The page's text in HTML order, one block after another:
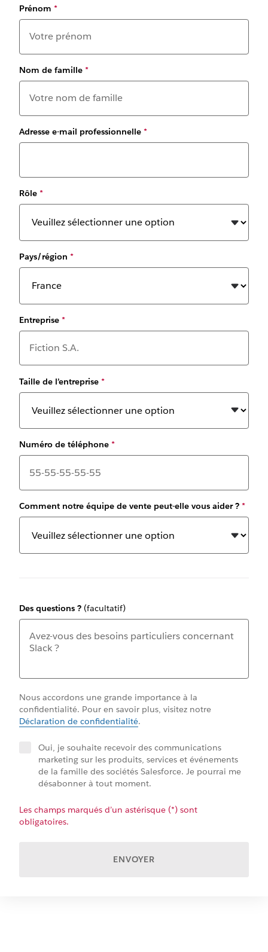
Prénom *
Nom de famille *
Adresse e-mail professionnelle *
Rôle *
Pays/région *
Entreprise *
Taille de l’entreprise *
Numéro de téléphone *
Comment notre équipe de vente peut-elle vous aider ? *
Des questions ? (facultatif)
Nous accordons une grande importance à la
confidentialité. Pour en savoir plus, visitez notre
Déclaration de confidentialité.
Oui, je souhaite recevoir des communications
marketing sur les produits, services et événements
de la famille des sociétés Salesforce. Je pourrai me
désabonner à tout moment.
Les champs marqués d’un astérisque (*) sont
obligatoires.
ENVOYER